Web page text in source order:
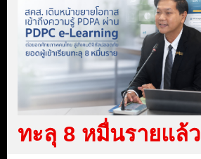
ทะลุ 8 หมื่นรายแล้ว